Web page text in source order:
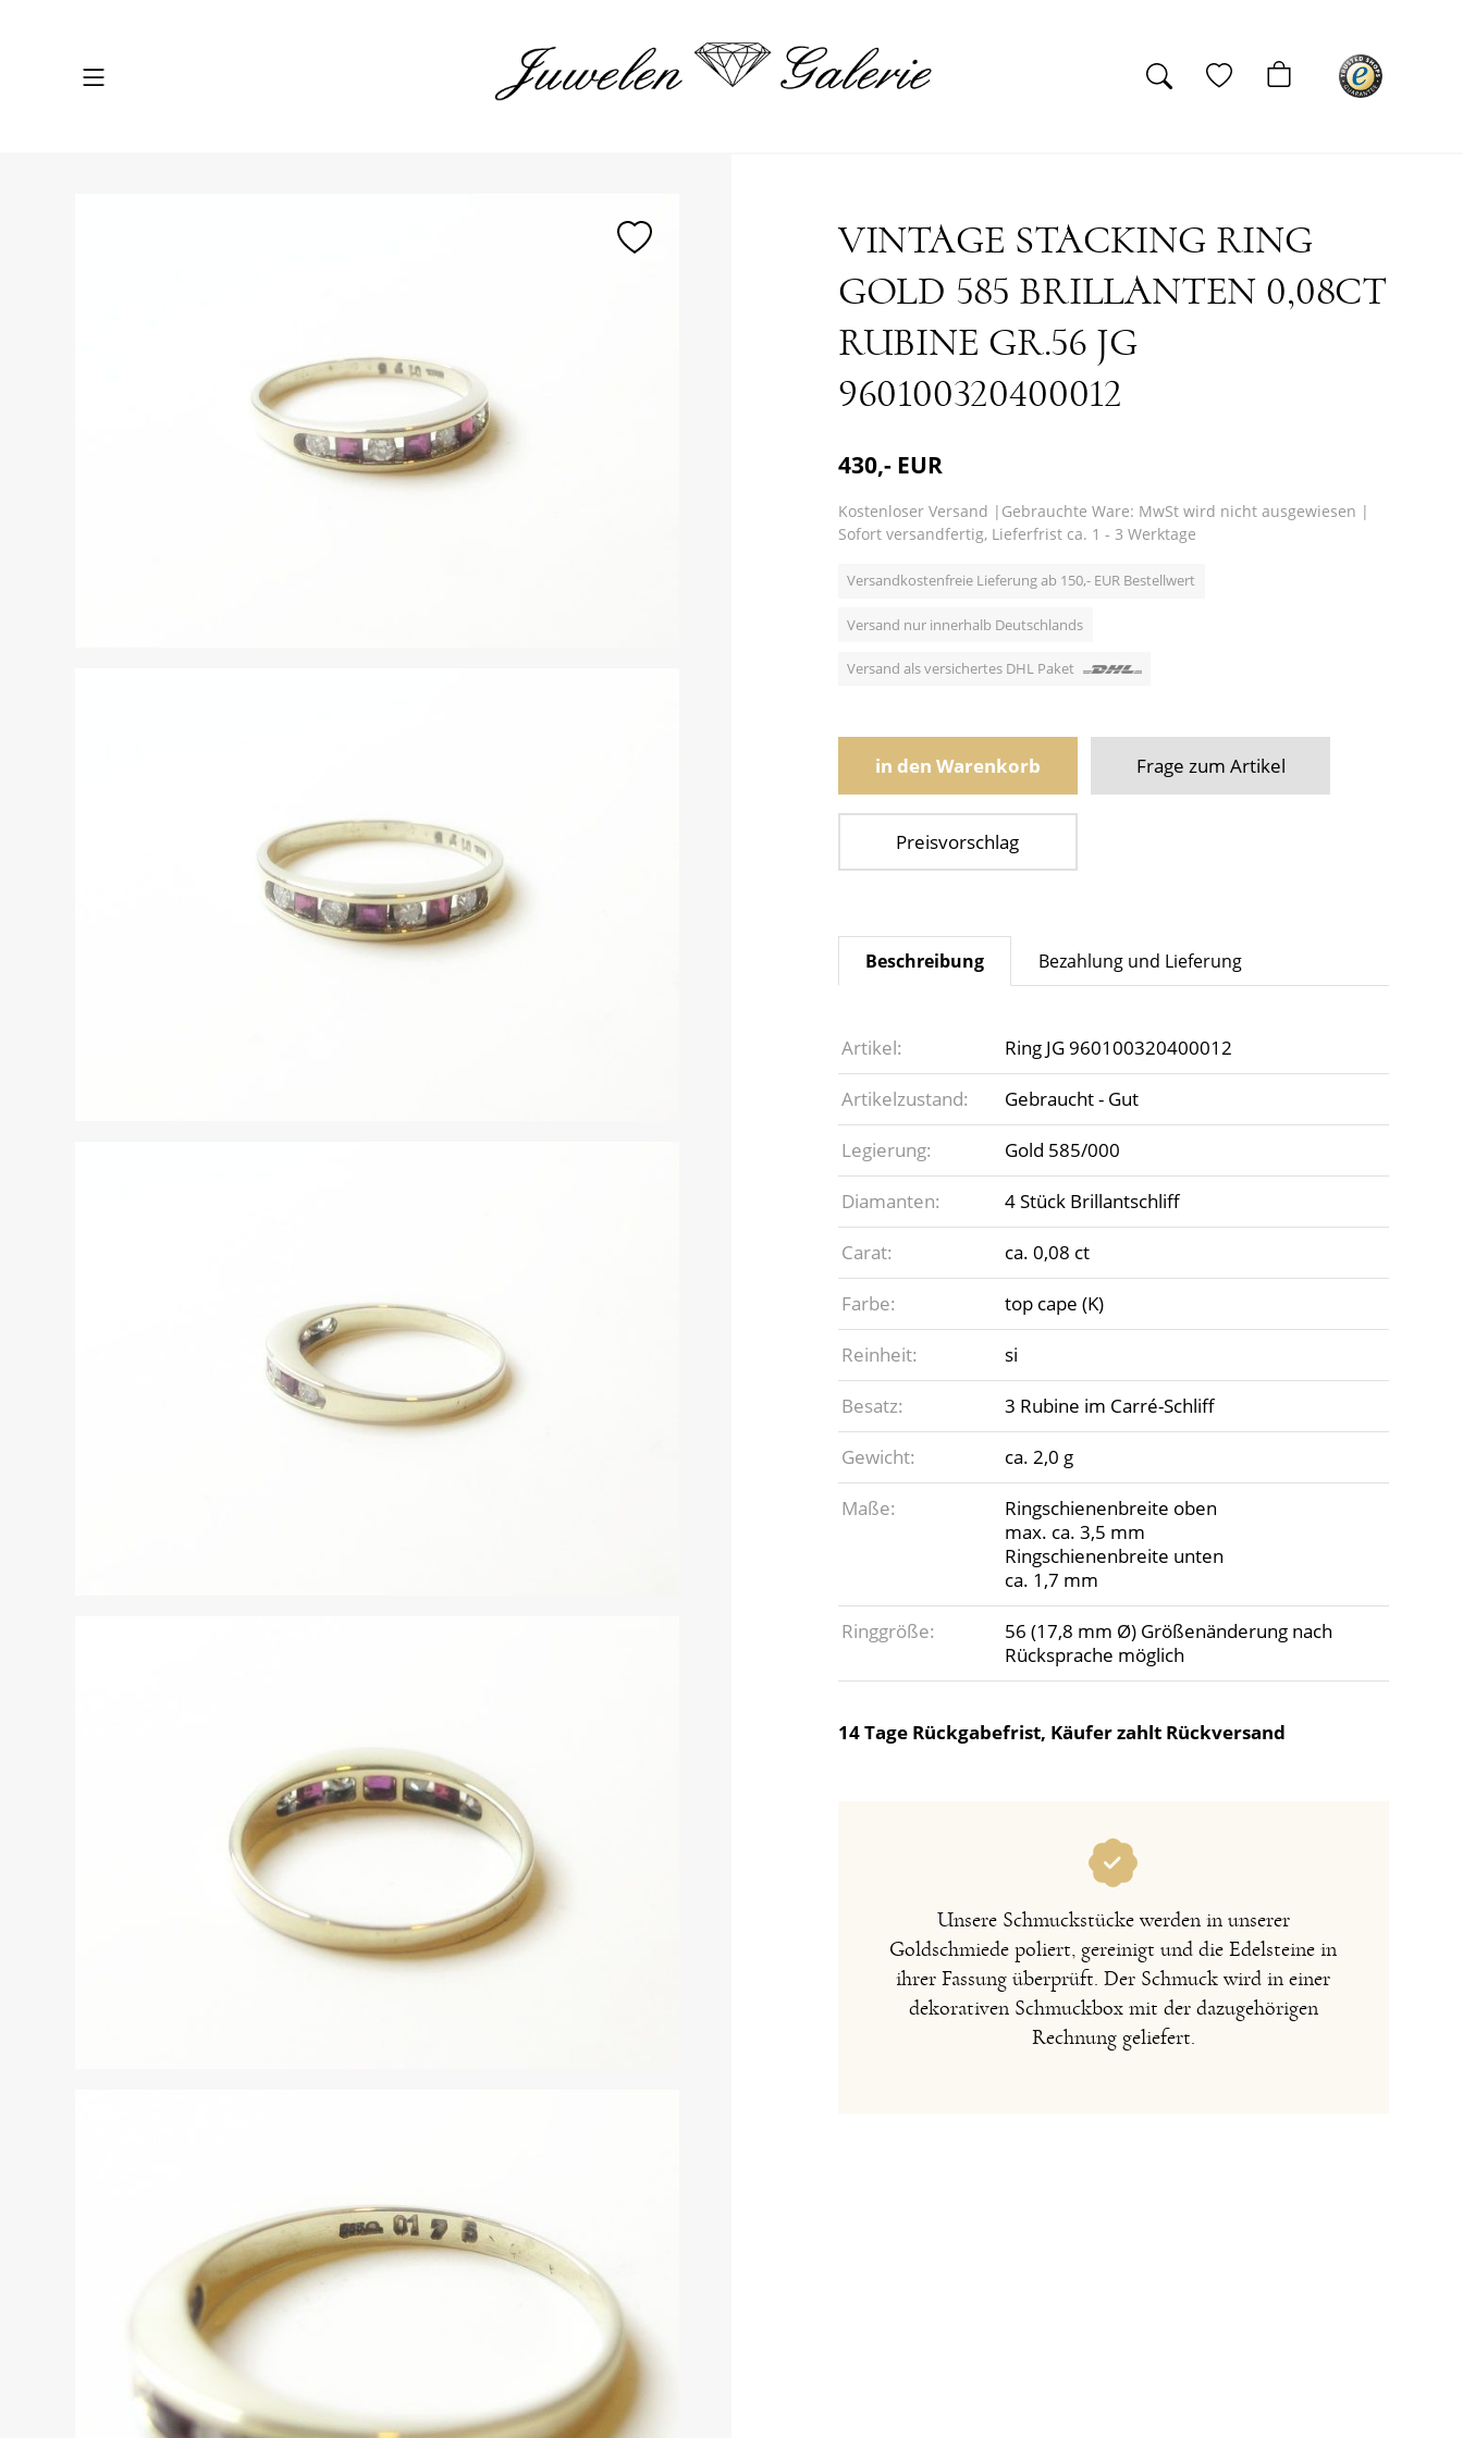
VINTAGE STACKING RING
GOLD 585 BRILLANTEN 0,08CT
RUBINE GR.56 JG
960100320400012
430,- EUR
Kostenloser Versand | Gebrauchte Ware: MwSt wird nicht ausgewiesen |
Sofort versandfertig, Lieferfrist ca. 1 - 3 Werktage
Versandkostenfreie Lieferung ab 150,- EUR Bestellwert
Versand nur innerhalb Deutschlands
Versand als versichertes DHL Paket
in den Warenkorb Frage zum Artikel
Preisvorschlag
Beschreibung Bezahlung und Lieferung
Artikel: Ring JG 960100320400012
Artikelzustand: Gebraucht - Gut
Legierung: Gold 585/000
Diamanten: 4 Stück Brillantschliff
Carat: ca. 0,08 ct
Farbe: top cape (K)
Reinheit: si
Besatz: 3 Rubine im Carré-Schliff
Gewicht: ca. 2,0 g
Maße:
Ringschienenbreite oben
max. ca. 3,5 mm
Ringschienenbreite unten
ca. 1,7 mm
Ringgröße:
56 (17,8 mm Ø) Größenänderung nach
Rücksprache möglich
14 Tage Rückgabefrist, Käufer zahlt Rückversand
Unsere Schmuckstücke werden in unserer
Goldschmiede poliert, gereinigt und die Edelsteine in
ihrer Fassung überprüft. Der Schmuck wird in einer
dekorativen Schmuckbox mit der dazugehörigen
Rechnung geliefert.